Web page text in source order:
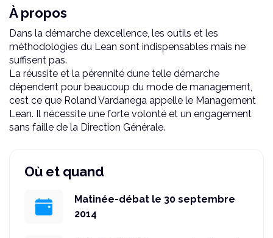
À propos
Dans la démarche dexcellence, les outils et les
méthodologies du Lean sont indispensables mais ne
suffisent pas.
La réussite et la pérennité dune telle démarche
dépendent pour beaucoup du mode de management,
cest ce que Roland Vardanega appelle le Management
Lean. Il nécessite une forte volonté et un engagement
sans faille de la Direction Générale.
Où et quand
Matinée-débat le 30 septembre
2014